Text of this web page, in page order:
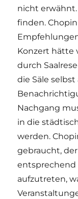
nicht erwähnt.
finden.
Konzert hätte
durch
die Säle
Nachgang
in die
werden.
gebraucht,
entsprechend
aufzutreten,